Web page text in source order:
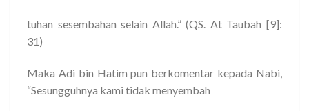
tuhan sesembahan selain Allah.” (QS. At Taubah [9]:
31)
Maka Adi bin Hatim pun berkomentar kepada Nabi,
“Sesungguhnya kami tidak menyembah